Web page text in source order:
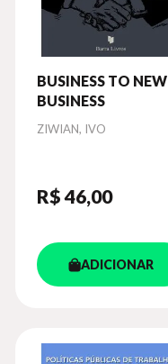
BUSINESS TO NEW
BUSINESS
Autor
ZIWIAN, IVO
R$ 46,00
ADICIONAR